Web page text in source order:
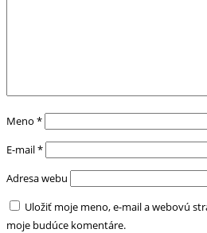
Meno *
E-mail*
Adresa webu
Uložiť moje meno, e-mail a webovú
moje budúce komentáre.